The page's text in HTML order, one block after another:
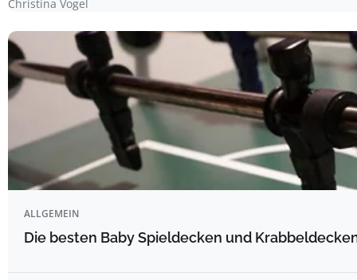
Christina Vogel
ALLGEMEIN
Die besten Baby Spieldecken und